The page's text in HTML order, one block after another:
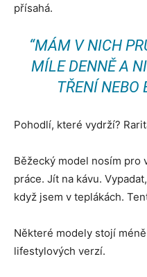
přísahá.
“MÁM V NICH
MÍLE DENNĚ A
TŘENÍ NEBO
Pohodlí, které vydrží?
Běžecký model nosím pro
práce. Jít na kávu.
když jsem v teplákách.
Některé modely stojí
lifestylových verzí.